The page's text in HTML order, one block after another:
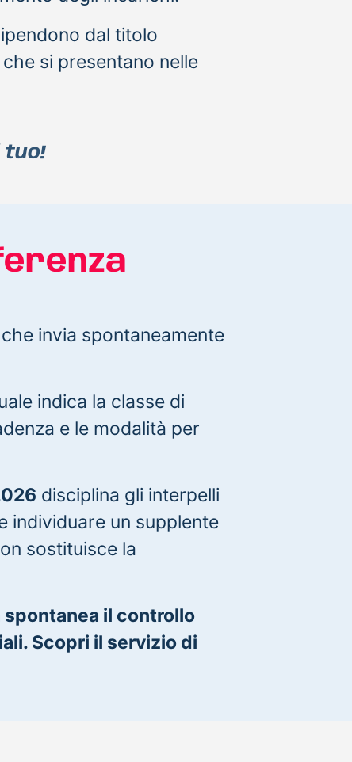
dal titolo
si presentano nelle
tuo!
invia spontaneamente
indica la classe di
e le modalità per
disciplina gli interpelli
individuare un supplente
sostituisce la
il controllo
Scopri il servizio di